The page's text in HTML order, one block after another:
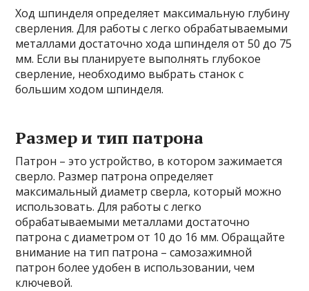
Ход шпинделя определяет максимальную глубину
сверления. Для работы с легко обрабатываемыми
металлами достаточно хода шпинделя от 50 до 75
мм. Если вы планируете выполнять глубокое
сверление, необходимо выбрать станок с
большим ходом шпинделя.
Размер и тип патрона
Патрон – это устройство, в котором зажимается
сверло. Размер патрона определяет
максимальный диаметр сверла, который можно
использовать. Для работы с легко
обрабатываемыми металлами достаточно
патрона с диаметром от 10 до 16 мм. Обращайте
внимание на тип патрона – самозажимной
патрон более удобен в использовании, чем
ключевой.